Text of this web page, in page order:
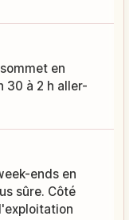
en
30 à 2 h aller-
ends en
sûre. Côté